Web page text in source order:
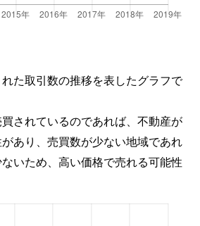
た取引数の推移を表したグラフで
されているのであれば、不動産が
あり、売買数が少ない地域であれ
いため、高い価格で売れる可能性